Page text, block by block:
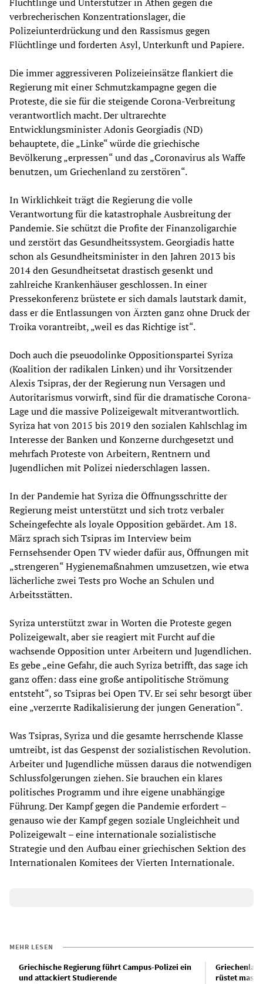
Flüchtlinge und Unterstützer in Athen gegen die
verbrecherischen Konzentrationslager, die
Polizeiunterdrückung und den Rassismus gegen
Flüchtlinge und forderten Asyl, Unterkunft und Papiere.
Die immer aggressiveren Polizeieinsätze flankiert die
Regierung mit einer Schmutzkampagne gegen die
Proteste, die sie für die steigende Corona-Verbreitung
verantwortlich macht. Der ultrarechte
Entwicklungsminister Adonis Georgiadis (ND)
behauptete, die „Linke“ würde die griechische
Bevölkerung „erpressen“ und das „Coronavirus als Waffe
benutzen, um Griechenland zu zerstören“.
In Wirklichkeit trägt die Regierung die volle
Verantwortung für die katastrophale Ausbreitung der
Pandemie. Sie schützt die Profite der Finanzoligarchie
und zerstört das Gesundheitssystem. Georgiadis hatte
schon als Gesundheitsminister in den Jahren 2013 bis
2014 den Gesundheitsetat drastisch gesenkt und
zahlreiche Krankenhäuser geschlossen. In einer
Pressekonferenz brüstete er sich damals lautstark damit,
dass er die Entlassungen von Ärzten ganz ohne Druck der
Troika vorantreibt, „weil es das Richtige ist“.
Doch auch die pseuodolinke Oppositionspartei Syriza
(Koalition der radikalen Linken) und ihr Vorsitzender
Alexis Tsipras, der der Regierung nun Versagen und
Autoritarismus vorwirft, sind für die dramatische Corona-
Lage und die massive Polizeigewalt mitverantwortlich.
Syriza hat von 2015 bis 2019 den sozialen Kahlschlag im
Interesse der Banken und Konzerne durchgesetzt und
mehrfach Proteste von Arbeitern, Rentnern und
Jugendlichen mit Polizei niederschlagen lassen.
In der Pandemie hat Syriza die Öffnungsschritte der
Regierung meist unterstützt und sich trotz verbaler
Scheingefechte als loyale Opposition gebärdet. Am 18.
März sprach sich Tsipras im Interview beim
Fernsehsender Open TV wieder dafür aus, Öffnungen mit
„strengeren“ Hygienemaßnahmen umzusetzen, wie etwa
lächerliche zwei Tests pro Woche an Schulen und
Arbeitsstätten.
Syriza unterstützt zwar in Worten die Proteste gegen
Polizeigewalt, aber sie reagiert mit Furcht auf die
wachsende Opposition unter Arbeitern und Jugendlichen.
Es gebe „eine Gefahr, die auch Syriza betrifft, das sage ich
ganz offen: dass eine große antipolitische Strömung
entsteht“, so Tsipras bei Open TV. Er sei sehr besorgt über
eine „verzerrte Radikalisierung der jungen Generation“.
Was Tsipras, Syriza und die gesamte herrschende Klasse
umtreibt, ist das Gespenst der sozialistischen Revolution.
Arbeiter und Jugendliche müssen daraus die notwendigen
Schlussfolgerungen ziehen. Sie brauchen ein klares
politisches Programm und ihre eigene unabhängige
Führung. Der Kampf gegen die Pandemie erfordert –
genauso wie der Kampf gegen soziale Ungleichheit und
Polizeigewalt – eine internationale sozialistische
Strategie und den Aufbau einer griechischen Sektion des
Internationalen Komitees der Vierten Internationale.
MEHR LESEN
Griechische Regierung führt Campus-Polizei ein
und attackiert Studierende
rüstet